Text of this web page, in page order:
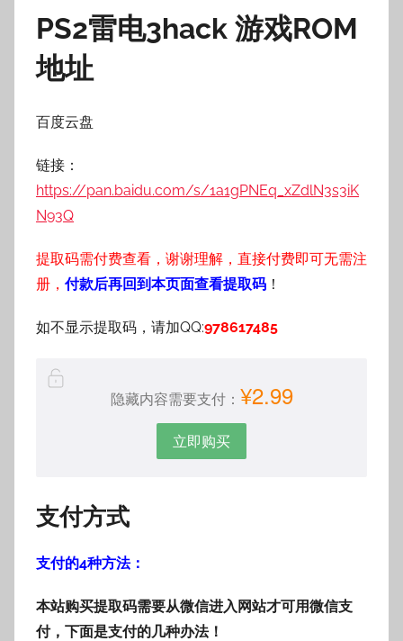
PS2雷电3hack 游戏ROM
地址
百度云盘
链接：
https://pan.baidu.com/s/1a1gPNEq_xZdlN3s3iK
N93Q
提取码需付费查看，谢谢理解，直接付费即可无需注
册， 付款后再回到本页面查看提取码 ！
如不显示提取码，请加QQ:978617485
隐藏内容需要支付： ¥2.99
立即购买
支付方式
支付的4种方法：
本站购买提取码需要从微信进入网站才可用微信支
付，下面是支付的几种办法！